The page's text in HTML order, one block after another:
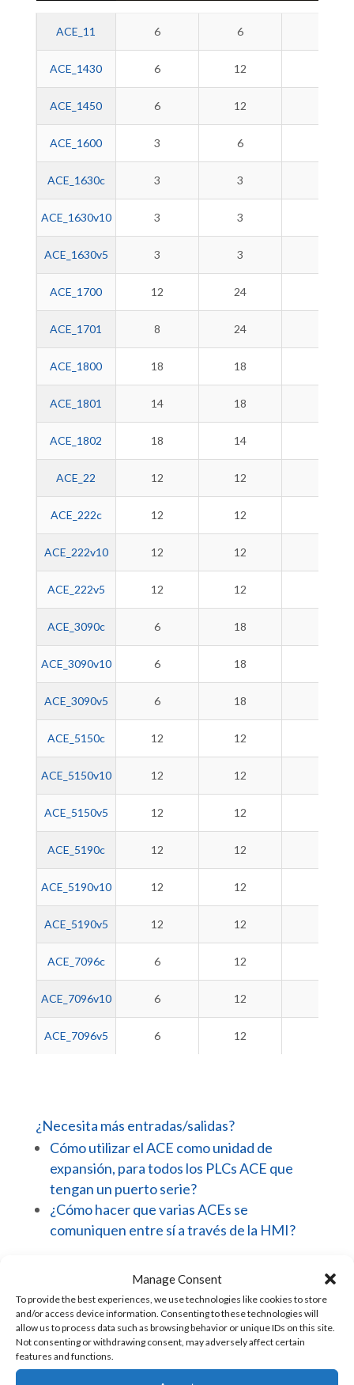
Manage Consent
To provide the best experiences, we use technologies like cookies to store
and/or access device information. Consenting to these technologies will
allow us to process data such as browsing behavior or unique IDs on this site.
Not consenting or withdrawing consent, may adversely affect certain
features and functions.
Digital
3-30V
3@250kHz
Digital
3‑30V
3@250kHz
0-5V
4096p
ACE_11 6 6
ACE_1430 6 12
ACE_1450 6 12
ACE_1600 3 6
ACE_1630c 3 3
ACE_1630v10 3 3
ACE_1630v5 3 3
ACE_1700 12 24
ACE_1701 8 24
ACE_1800 18 18
ACE_1801 14 18
ACE_1802 18 14
ACE_22 12 12
ACE_222c 12 12
ACE_222v10 12 12
ACE_222v5 12 12
ACE_3090c 6 18
ACE_3090v10 6 18
ACE_3090v5 6 18
ACE_5150c 12 12
ACE_5150v10 12 12
ACE_5150v5 12 12
ACE_5190c 12 12
ACE_5190v10 12 12
ACE_5190v5 12 12
ACE_7096c 6 12
ACE_7096v10 6 12
ACE_7096v5 6 12
¿Necesita más entradas/salidas?
Cómo utilizar el ACE como unidad de
expansión, para todos los PLCs ACE que
tengan un puerto serie?
¿Cómo hacer que varias ACEs se
comuniquen entre sí a través de la HMI?